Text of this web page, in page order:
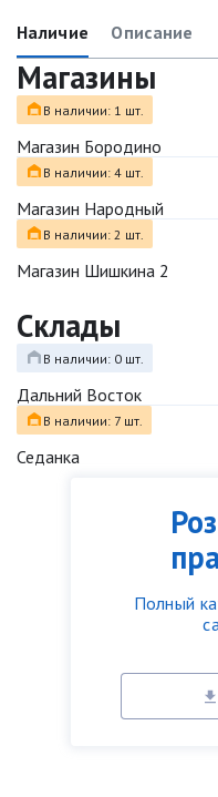
Полный
Наличие Описание
Магазины
В наличии: 1 шт.
Магазин Бородино
В наличии: 4 шт.
Магазин Народный
В наличии: 2 шт.
Магазин Шишкина 2
Склады
В наличии: 0 шт.
Дальний Восток
В наличии: 7 шт.
Седанка